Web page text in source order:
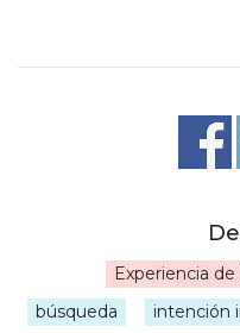
Experiencia de
búsqueda intención